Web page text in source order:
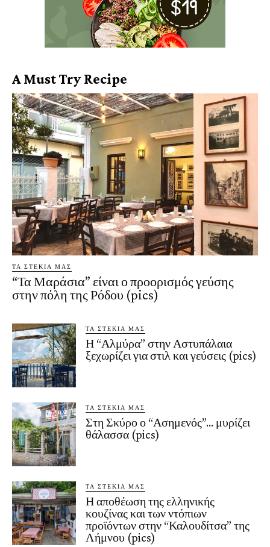
A Must Try Recipe
ΤΑ ΣΤΕΚΙΑ ΜΑΣ
“Τα Μαράσια” είναι ο προορισμός γεύσης
στην πόλη της Ρόδου (pics)
ΤΑ ΣΤΕΚΙΑ ΜΑΣ
Η “Αλμύρα” στην Αστυπάλαια
ξεχωρίζει για στιλ και γεύσεις (pics)
ΤΑ ΣΤΕΚΙΑ ΜΑΣ
Στη Σκύρο ο “Ασημενός”… μυρίζει
θάλασσα (pics)
ΤΑ ΣΤΕΚΙΑ ΜΑΣ
Η αποθέωση της ελληνικής
κουζίνας και των ντόπιων
προϊόντων στην “Καλουδίτσα” της
Λήμνου (pics)